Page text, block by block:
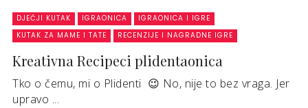
DJEČJI KUTAK IGRAONICA
IGRAONICA I IGRE
KUTAK ZA MAME I TATE
RECENZIJE I NAGRADNE IGRE
Kreativna Recipeci plidentaonica
Tko o čemu, mi o Plidenti 😉 No, nije to bez vraga. Jer
upravo ...